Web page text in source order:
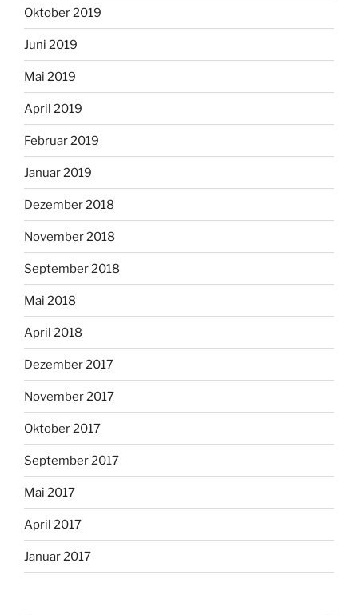
Oktober 2019
Juni 2019
Mai 2019
April 2019
Februar 2019
Januar 2019
Dezember 2018
November 2018
September 2018
Mai 2018
April 2018
Dezember 2017
November 2017
Oktober 2017
September 2017
Mai 2017
April 2017
Januar 2017